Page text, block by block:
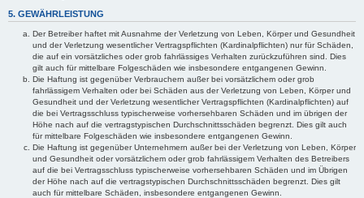
5. GEWÄHRLEISTUNG
Der Betreiber haftet mit Ausnahme der Verletzung von Leben, Körper und Gesundheit
und der Verletzung wesentlicher Vertragspflichten (Kardinalpflichten) nur für Schäden,
die auf ein vorsätzliches oder grob fahrlässiges Verhalten zurückzuführen sind. Dies
gilt auch für mittelbare Folgeschäden wie insbesondere entgangenen Gewinn.
Die Haftung ist gegenüber Verbrauchern außer bei vorsätzlichem oder grob
fahrlässigem Verhalten oder bei Schäden aus der Verletzung von Leben, Körper und
Gesundheit und der Verletzung wesentlicher Vertragspflichten (Kardinalpflichten) auf
die bei Vertragsschluss typischerweise vorhersehbaren Schäden und im übrigen der
Höhe nach auf die vertragstypischen Durchschnittsschäden begrenzt. Dies gilt auch
für mittelbare Folgeschäden wie insbesondere entgangenen Gewinn.
Die Haftung ist gegenüber Unternehmern außer bei der Verletzung von Leben, Körper
und Gesundheit oder vorsätzlichem oder grob fahrlässigem Verhalten des Betreibers
auf die bei Vertragsschluss typischerweise vorhersehbaren Schäden und im Übrigen
der Höhe nach auf die vertragstypischen Durchschnittsschäden begrenzt. Dies gilt
auch für mittelbare Schäden, insbesondere entgangenen Gewinn.